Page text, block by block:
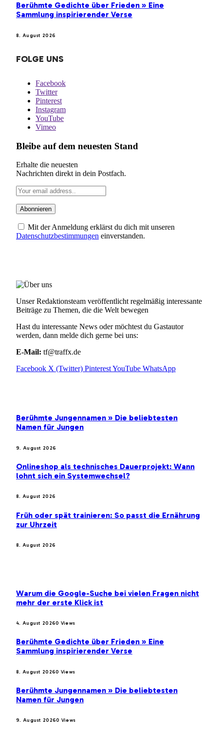
Berühmte Gedichte über Frieden » Eine
Sammlung inspirierender Verse
8. August 2026
FOLGE UNS
Facebook
Twitter
Pinterest
Instagram
YouTube
Vimeo
Bleibe auf dem neuesten Stand
Erhalte die neuesten
Nachrichten direkt in dein Postfach.
Mit der Anmeldung erklärst du dich mit unseren
Datenschutzbestimmungen einverstanden.
Unser Redaktionsteam veröffentlicht regelmäßig interessante
Beiträge zu Themen, die die Welt bewegen
Hast du interessante News oder möchtest du Gastautor
werden, dann melde dich gerne bei uns:
E-Mail: tf@traffx.de
Facebook X (Twitter) PinterestYouTube WhatsApp
Berühmte Jungennamen » Die beliebtesten
Namen für Jungen
9. August 2026
Onlineshop als technisches Dauerprojekt: Wann
lohnt sich ein Systemwechsel?
8. August 2026
Früh oder spät trainieren: So passt die Ernährung
zur Uhrzeit
8. August 2026
Warum die Google-Suche bei vielen Fragen nicht
mehr der erste Klick ist
4. August 20260 Views
Berühmte Gedichte über Frieden » Eine
Sammlung inspirierender Verse
8. August 20260 Views
Berühmte Jungennamen » Die beliebtesten
Namen für Jungen
9. August 20260 Views